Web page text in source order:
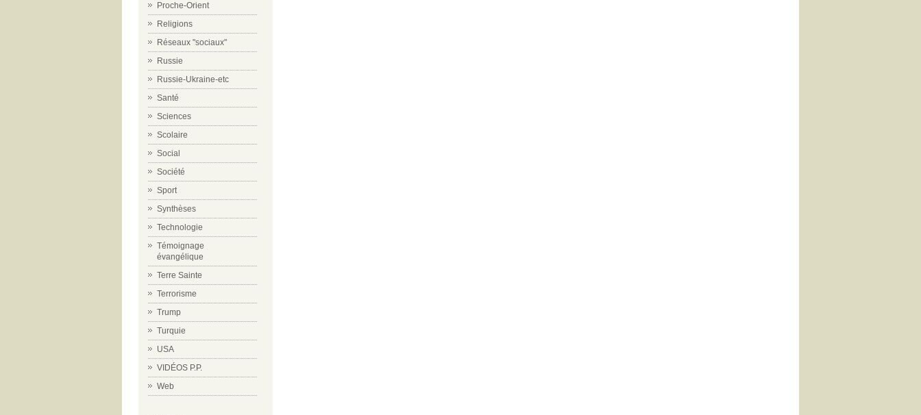
Proche-Orient
Religions
Réseaux "sociaux"
Russie
Russie-Ukraine-etc
Santé
Sciences
Scolaire
Social
Société
Sport
Synthèses
Technologie
Témoignage
évangélique
Terre Sainte
Terrorisme
Trump
Turquie
USA
VIDÉOS P.P.
Web